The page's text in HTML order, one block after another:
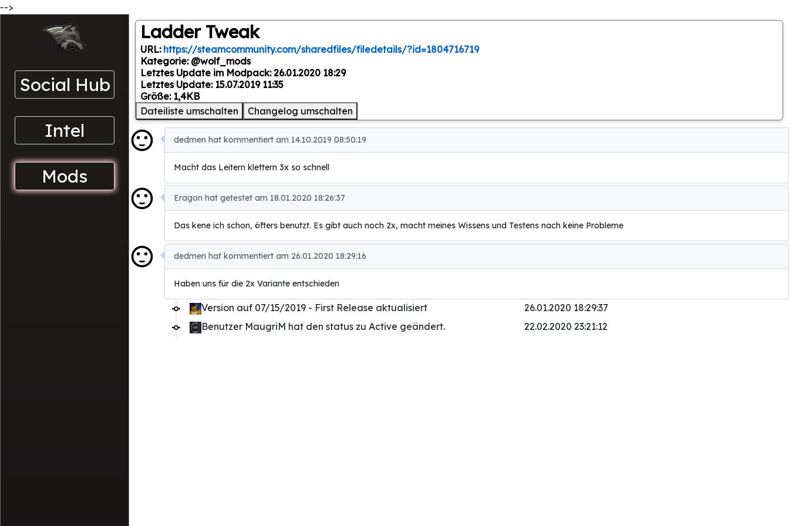
-->
Social Hub
Intel
Mods
Ladder Tweak
URL: https://steamcommunity.com/sharedfiles/filedetails/?id=1804716719
Kategorie: @wolf_mods
Letztes Update im Modpack: 26.01.2020 18:29
Letztes Update: 15.07.2019 11:35
Größe: 1,4KB
Dateiliste umschalten
Changelog umschalten
dedmen hat kommentiert am 14.10.2019 08:50:19
Macht das Leitern klettern 3x so schnell
Eragon hat getestet am 18.01.2020 18:26:37
Das kene ich schon, öfters benutzt. Es gibt auch noch 2x, macht meines Wissens und Testens nach keine Probleme
dedmen hat kommentiert am 26.01.2020 18:29:16
Haben uns für die 2x Variante entschieden
Version auf 07/15/2019 - First Release aktualisiert
26.01.2020 18:29:37
Benutzer MaugriM hat den status zu Active geändert.
22.02.2020 23:21:12